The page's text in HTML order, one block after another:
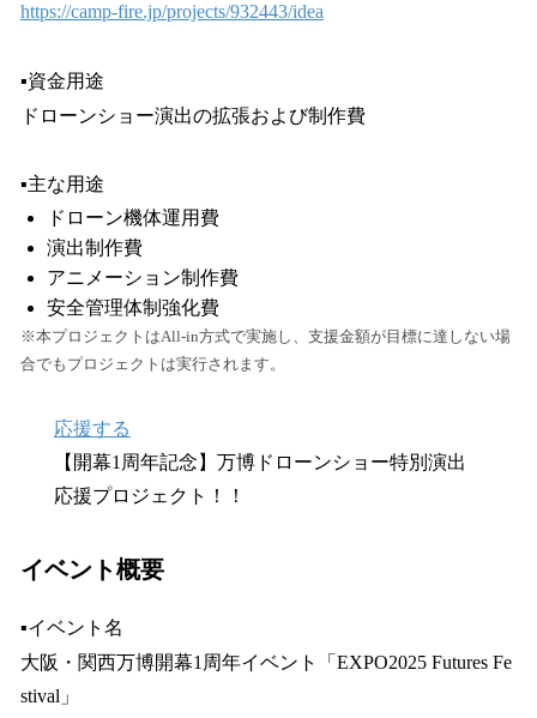
https://camp-fire.jp/projects/932443/idea
▪️資金用途
ドローンショー演出の拡張および制作費
▪️主な用途
ドローン機体運用費
演出制作費
アニメーション制作費
安全管理体制強化費
※本プロジェクトはAll-in方式で実施し、支援金額が目標に達しない場
合でもプロジェクトは実行されます。
応援する
【開幕1周年記念】万博ドローンショー特別演出
応援プロジェクト！！
イベント概要
▪️イベント名
大阪・関西万博開幕1周年イベント「EXPO2025 Futures Fe
stival」